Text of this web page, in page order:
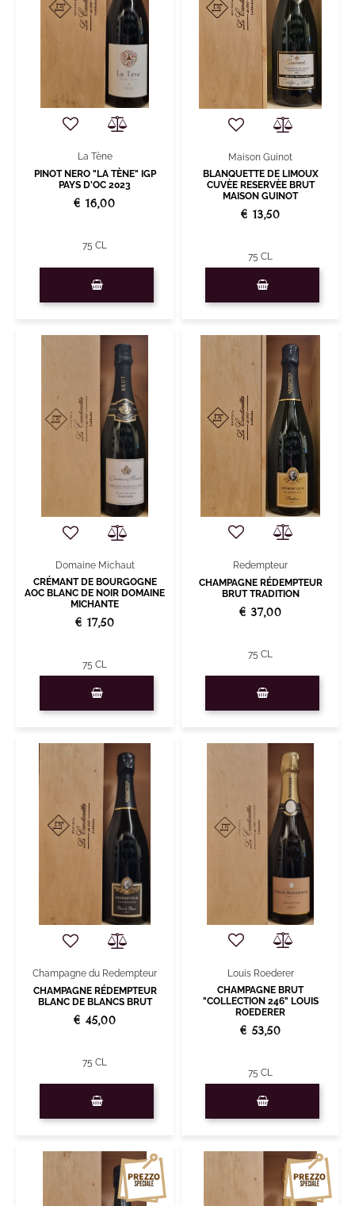
La Tène
PINOT NERO "LA TÈNE" IGP
PAYS D'OC 2023
€ 16,00
75 CL
Maison Guinot
BLANQUETTE DE LIMOUX
CUVÈE RESERVÈE BRUT
MAISON GUINOT
€ 13,50
75 CL
Domaine Michaut
CRÉMANT DE BOURGOGNE
AOC BLANC DE NOIR DOMAINE
MICHANTE
€ 17,50
75 CL
Redempteur
CHAMPAGNE RÉDEMPTEUR
BRUT TRADITION
€ 37,00
75 CL
Champagne du Redempteur
CHAMPAGNE RÉDEMPTEUR
BLANC DE BLANCS BRUT
€ 45,00
75 CL
Louis Roederer
CHAMPAGNE BRUT
"COLLECTION 246" LOUIS
ROEDERER
€ 53,50
75 CL